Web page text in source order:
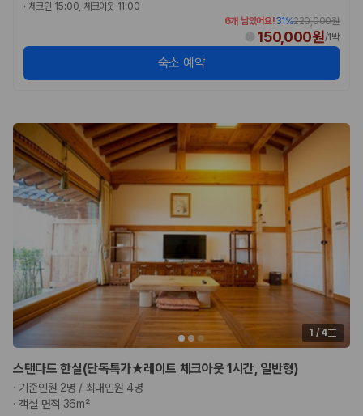
제주 렌트카는 차량 인수 위치와 셔틀 편의성에 따라 실제 이용 만족도가
달라집니다. 공항에서 렌트카 사무실까지의 이동 조건을 가격과 함께 비교
제주도 렌트카 차종별 가격비교
혼자 또는 2인 여행에 적합하며 제주 렌트카 최저가를 찾는 사용자
가 가장 먼저 비교하는 차종입니다.
준중형·중형차
커플·친구 여행에서 많이 선택되며 가격과 승차감의 균형이 좋은 차
종입니다.
SUV
가족 여행, 짐이 많은 여행, 장거리 이동에 적합하며 보험 조건과 차
량 연식을 함께 비교하는 것이 좋습니다.
승합차·대형차
단체 여행이나 4인 이상 가족 여행에 적합하며 인원수, 짐 공간, 보
험 조건을 함께 확인해야 합니다.
제주렌트카 보험까지 비교해야 진짜 가격비교입
니다
동일한 차량이라도 보험 조건에 따라 실제 부담 금액이 달라질 수 있습니
다. 카모아는 제주 렌트카 가격뿐 아니라 일반자차, 완전자차, 슈퍼자차 조
건을 함께 확인할 수 있도록 돕습니다.
· 체크인 15:00, 체크아웃 11:00
6개 남았어요!31 %220,000원
150,000원/1박
숙소 예약
1 /4
스탠다드 한실(단독특가★레이트 체크아웃 1시간, 일반형)
· 기준인원 2명 / 최대인원 4명
·객실 면적 36m²